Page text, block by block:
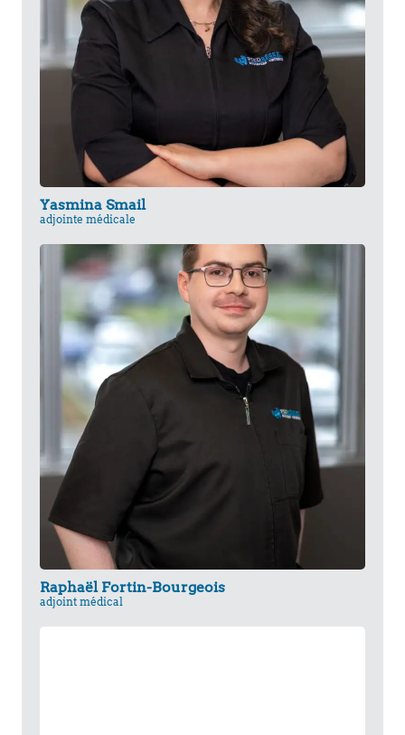
Yasmina Smail
adjointe médicale
Raphaël Fortin-Bourgeois
adjoint médical